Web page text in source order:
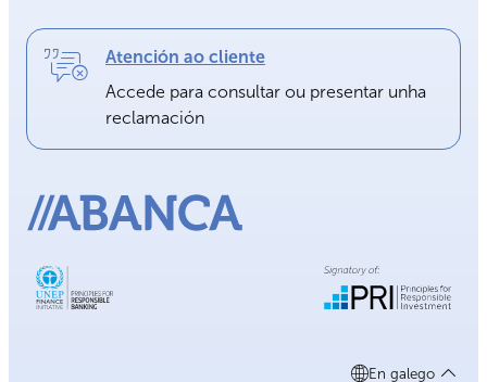
Atención ao cliente
Accede para consultar ou presentar unha
reclamación
En galego